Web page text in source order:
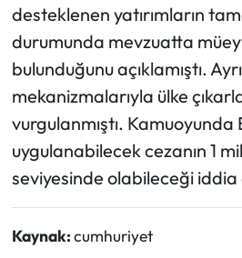
desteklenen yatırımların
durumunda mevzuatta
bulunduğunu açıklamıştı.
mekanizmalarıyla ülke
vurgulanmıştı. Kamuoyunda
uygulanabilecek cezanın 1
seviyesinde olabileceği iddia
Kaynak:cumhuriyet